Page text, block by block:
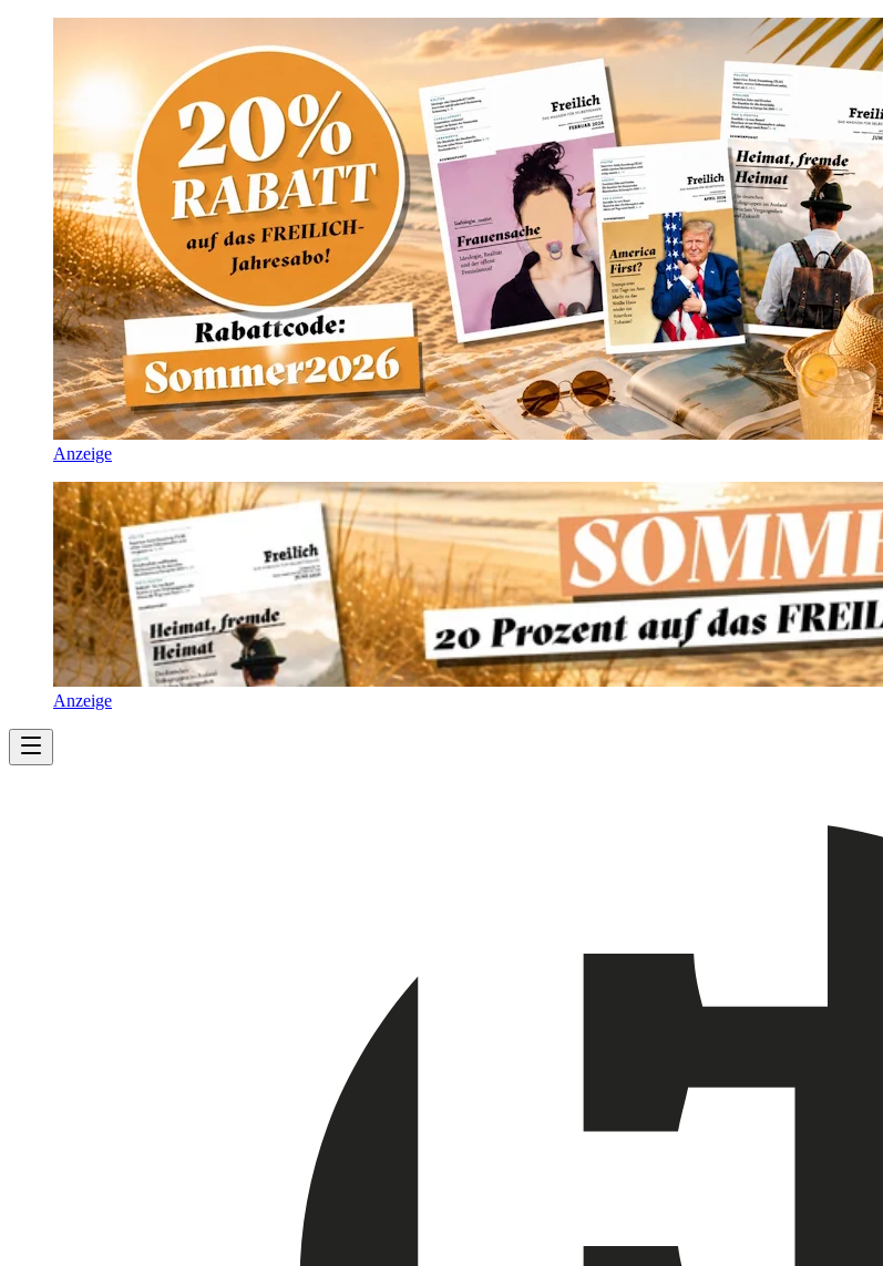
Anzeige
Anzeige